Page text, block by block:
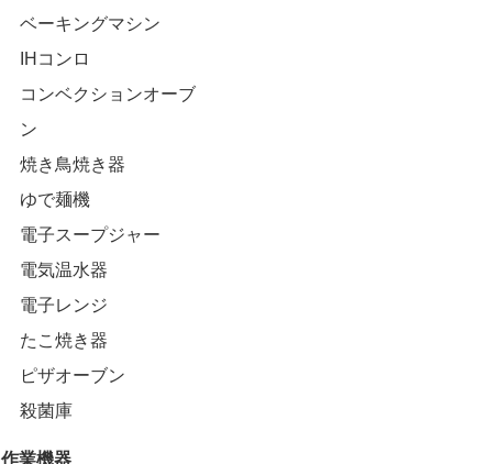
ベーキングマシン
IHコンロ
コンベクションオーブ
ン
焼き鳥焼き器
ゆで麺機
電子スープジャー
電気温水器
電子レンジ
たこ焼き器
ピザオーブン
殺菌庫
作業機器